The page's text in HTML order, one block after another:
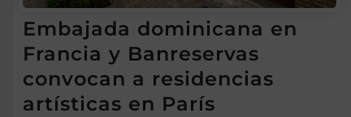
Embajada dominicana en
Francia y Banreservas
convocan a residencias
artísticas en París